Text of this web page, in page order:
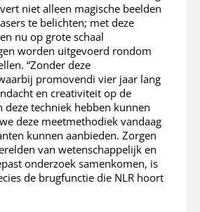
niet alleen magische beelden
te belichten; met deze
nu op grote schaal
worden uitgevoerd rondom
“Zonder deze
promovendi vier jaar lang
en creativiteit op de
techniek hebben kunnen
deze meetmethodiek vandaag
kunnen aanbieden. Zorgen
van wetenschappelijk en
onderzoek samenkomen, is
de brugfunctie die NLR hoort